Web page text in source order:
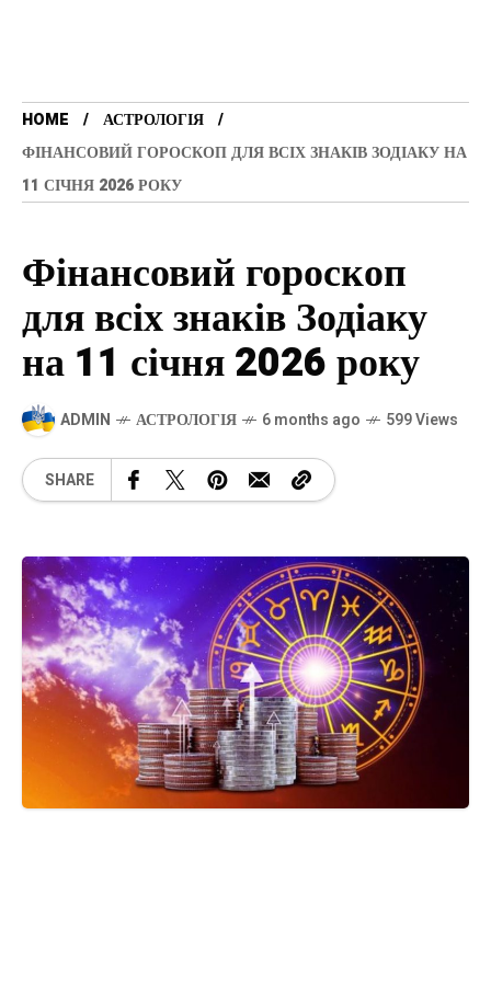
HOME
АСТРОЛОГІЯ
ФІНАНСОВИЙ ГОРОСКОП ДЛЯ ВСІХ ЗНАКІВ ЗОДІАКУ НА
11 СІЧНЯ 2026 РОКУ
Фінансовий гороскоп
для всіх знаків Зодіаку
на 11 січня 2026 року
ADMIN АСТРОЛОГІЯ 6 months ago 599 Views
SHARE